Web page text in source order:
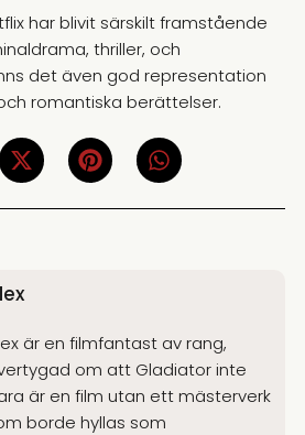
har blivit särskilt framstående
thriller, och
det även god representation
romantiska berättelser.
är en filmfantast av rang,
om att Gladiator inte
är en film utan ett mästerverk
borde hyllas som